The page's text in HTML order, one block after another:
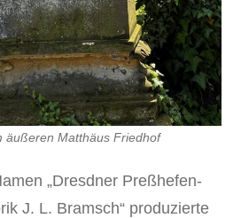
äußeren Matthäus Friedhof
„Dresdner Preßhefen-
J. L. Bramsch“ produzierte